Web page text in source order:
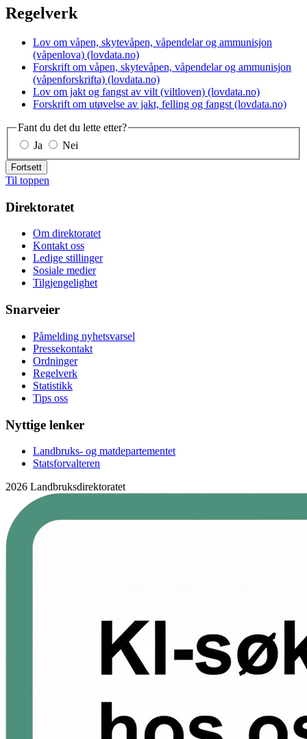
Regelverk
Lov om våpen, skytevåpen, våpendelar og ammunisjon
(våpenlova) (lovdata.no)
Forskrift om våpen, skytevåpen, våpendelar og ammunisjon
(våpenforskrifta) (lovdata.no)
Lov om jakt og fangst av vilt (viltloven) (lovdata.no)
Forskrift om utøvelse av jakt, felling og fangst (lovdata.no)
Fant du det du lette etter?
Ja
Nei
Fortsett
Til toppen
Direktoratet
Om direktoratet
Kontakt oss
Ledige stillinger
Sosiale medier
Tilgjengelighet
Snarveier
Påmelding nyhetsvarsel
Pressekontakt
Ordninger
Regelverk
Statistikk
Tips oss
Nyttige lenker
Landbruks- og matdepartementet
Statsforvalteren
2026 Landbruksdirektoratet